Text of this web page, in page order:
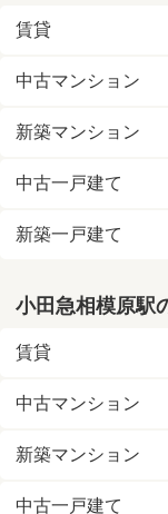
賃貸
中古マンション
新築マンション
中古一戸建て
新築一戸建て
小田急相模原駅
賃貸
中古マンション
新築マンション
中古一戸建て